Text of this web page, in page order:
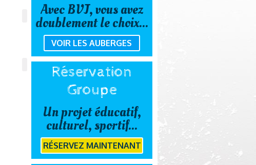
Avec BVJ, vous avez
doublement le choix...
VOIR LES AUBERGES
Réservation
Groupe
Un projet éducatif,
culturel, sportif...
RÉSERVEZ MAINTENANT